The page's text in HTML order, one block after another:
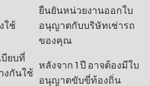
ใช้
ยืนยันหน่วยงานออกใบ
อนุญาตกับบริษัทเช่ารถ
ของคุณ
บียบที่
งกันใช้
หลังจาก 1 ปี อาจต้องมีใบ
อนุญาตขับขี่ท้องถิ่น